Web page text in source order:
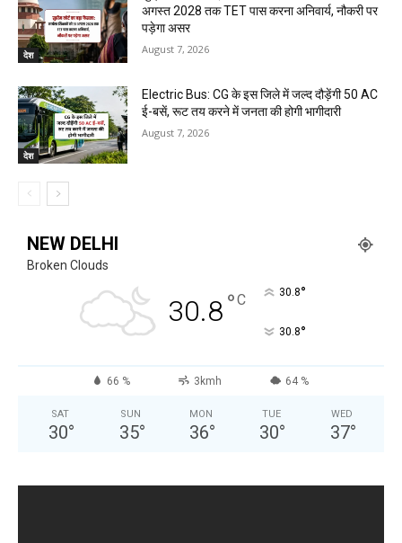
देश
अगस्त 2028 तक TET पास करना अनिवार्य, नौकरी पर
पड़ेगा असर
August 7, 2026
देश
Electric Bus: CG के इस जिले में जल्द दौड़ेंगी 50 AC
ई-बसें, रूट तय करने में जनता की होगी भागीदारी
August 7, 2026
NEW DELHI
Broken Clouds
30.8°C 30.8°
30.8°
66 % 3kmh 64 %
SAT
30°
SUN
35°
MON
36°
TUE
30°
WED
37°